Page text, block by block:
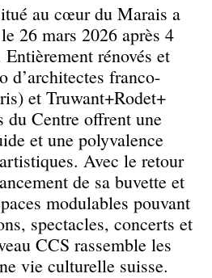
au cœur du Marais a
26 mars 2026 après 4
rénovés et
d’architectes franco-
et Truwant+Rodet+
du Centre offrent une
et une polyvalence
Avec le retour
de sa buvette et
modulables pouvant
spectacles, concerts et
CCS rassemble les
vie culturelle suisse.